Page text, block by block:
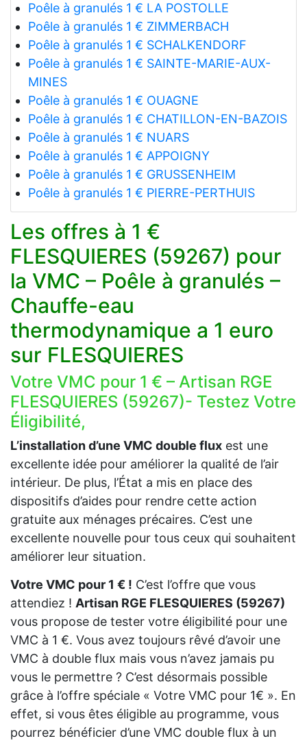
Poêle à granulés 1 € LA POSTOLLE
Poêle à granulés 1 € ZIMMERBACH
Poêle à granulés 1 € SCHALKENDORF
Poêle à granulés 1 € SAINTE-MARIE-AUX-
MINES
Poêle à granulés 1 € OUAGNE
Poêle à granulés 1 € CHATILLON-EN-BAZOIS
Poêle à granulés 1 € NUARS
Poêle à granulés 1 € APPOIGNY
Poêle à granulés 1 € GRUSSENHEIM
Poêle à granulés 1 € PIERRE-PERTHUIS
Les offres à 1 €
FLESQUIERES (59267) pour
la VMC – Poêle à granulés –
Chauffe-eau
thermodynamique a 1 euro
sur FLESQUIERES
Votre VMC pour 1 € – Artisan RGE
FLESQUIERES (59267)- Testez Votre
Éligibilité,
L’installation d’une VMC double flux est une
excellente idée pour améliorer la qualité de l’air
intérieur. De plus, l’État a mis en place des
dispositifs d’aides pour rendre cette action
gratuite aux ménages précaires. C’est une
excellente nouvelle pour tous ceux qui souhaitent
améliorer leur situation.
Votre VMC pour 1 € ! C’est l’offre que vous
attendiez ! Artisan RGE FLESQUIERES (59267)
vous propose de tester votre éligibilité pour une
VMC à 1 €. Vous avez toujours rêvé d’avoir une
VMC à double flux mais vous n’avez jamais pu
vous le permettre ? C’est désormais possible
grâce à l’offre spéciale « Votre VMC pour 1€ ». En
effet, si vous êtes éligible au programme, vous
pourrez bénéficier d’une VMC double flux à un